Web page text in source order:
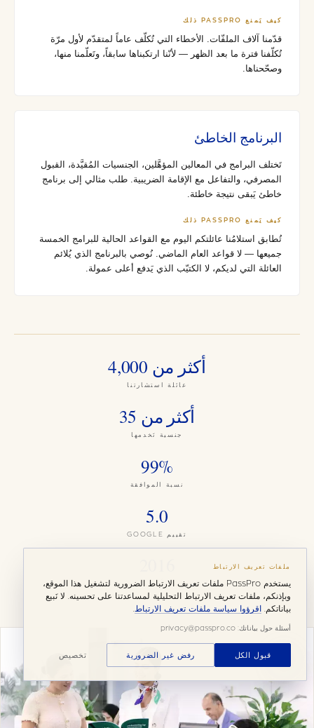
كيف يَمنع PASSPRO ذلك
قدّمنا آلاف الملفّات. الأخطاء التي تُكلّف عاماً لمتقدّم لأول مرّة
تُكلّفنا فترة ما بعد الظهر — لأنّنا ارتكبناها سابقاً، وتَعلّمنا منها،
وصحّحناها.
البرنامج الخاطئ
تَختلف البرامج في المعالين المؤهَّلين، الجنسيات المُقيَّدة، القبول
المصرفي، والتفاعل مع الإقامة الضريبية. طلب مثالي إلى برنامج
خاطئ يَبقى نتيجة خاطئة.
كيف يَمنع PASSPRO ذلك
تُطابق استلامُنا عائلتكم اليوم مع القواعد الحالية للبرامج الخمسة
جميعها — لا قواعد العام الماضي. نُوصي بالبرنامج الذي يُلائم
العائلة التي لديكم، لا الكتيّب الذي يَدفع أعلى عمولة.
أكثر من 4,000
عائلة استشارتنا
أكثر من 35
جنسية نَخدمها
99%
نسبة الموافقة
5.0
تقييم GOOGLE
تأسّس
ملفات تعريف الارتباط
يستخدم PassPro ملفات تعريف الارتباط الضرورية لتشغيل هذا الموقع،
وبإذنكم، ملفات تعريف الارتباط التحليلية لمساعدتنا على تحسينه. لا نَبيع
بياناتكم.
اقرؤوا سياسة ملفات تعريف الارتباط.
أسئلة حول بياناتك: privacy@passpro.co
قبول الكل رفض غير الضرورية تخصيص